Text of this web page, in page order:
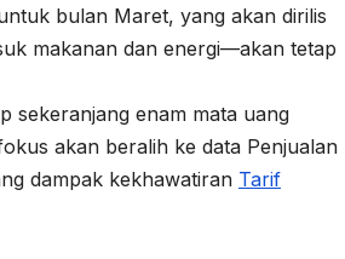
bulan Maret, yang akan dirilis
makanan dan energi—akan tetap
sekeranjang enam mata uang
akan beralih ke data Penjualan
dampak kekhawatiran Tarif